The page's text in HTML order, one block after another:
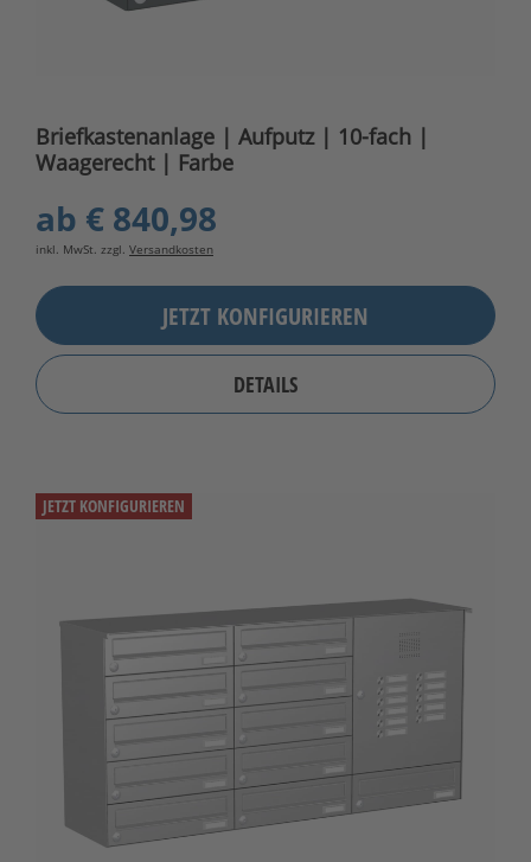
Briefkastenanlage | Aufputz | 10-fach |
Waagerecht | Farbe
ab € 840,98
inkl. MwSt. zzgl. Versandkosten
JETZT KONFIGURIEREN
DETAILS
JETZT KONFIGURIEREN